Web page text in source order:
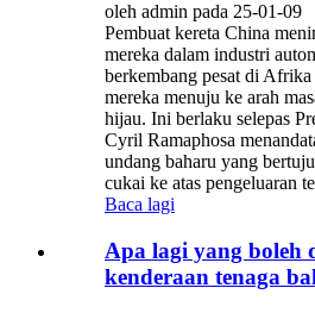
oleh admin pada 25-01-09
Pembuat kereta China
mereka dalam industri
berkembang pesat di
mereka menuju ke arah
hijau. Ini berlaku selepas
Cyril Ramaphosa
undang baharu yang
cukai ke atas pengeluaran
Baca lagi
Apa lagi yang boleh
kenderaan tenaga